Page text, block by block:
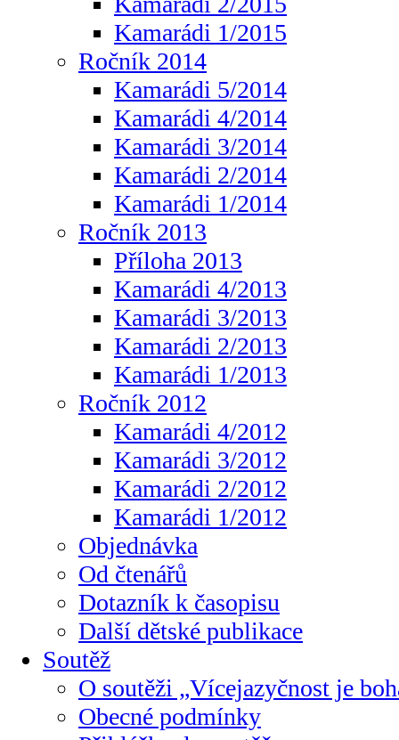
Kamarádi 1/2015
Ročník 2014
Kamarádi 5/2014
Kamarádi 4/2014
Kamarádi 3/2014
Kamarádi 2/2014
Kamarádi 1/2014
Ročník 2013
Příloha 2013
Kamarádi 4/2013
Kamarádi 3/2013
Kamarádi 2/2013
Kamarádi 1/2013
Ročník 2012
Kamarádi 4/2012
Kamarádi 3/2012
Kamarádi 2/2012
Kamarádi 1/2012
Objednávka
Od čtenářů
Dotazník k časopisu
Další dětské publikace
Soutěž
O soutěži „Vícejazyčnost je
Obecné podmínky